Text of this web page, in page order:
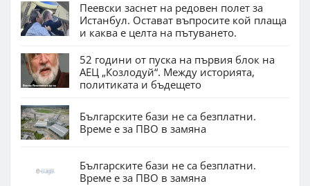
Пеевски заснет на редовен полет за
Истанбул. Остават въпросите кой плаща
и каква е целта на пътуването.
52 години от пуска на първия блок на
АЕЦ „Козлодуй“. Между историята,
политиката и бъдещето
Българските бази не са безплатни.
Време е за ПВО в замяна
Българските бази не са безплатни.
Време е за ПВО в замяна